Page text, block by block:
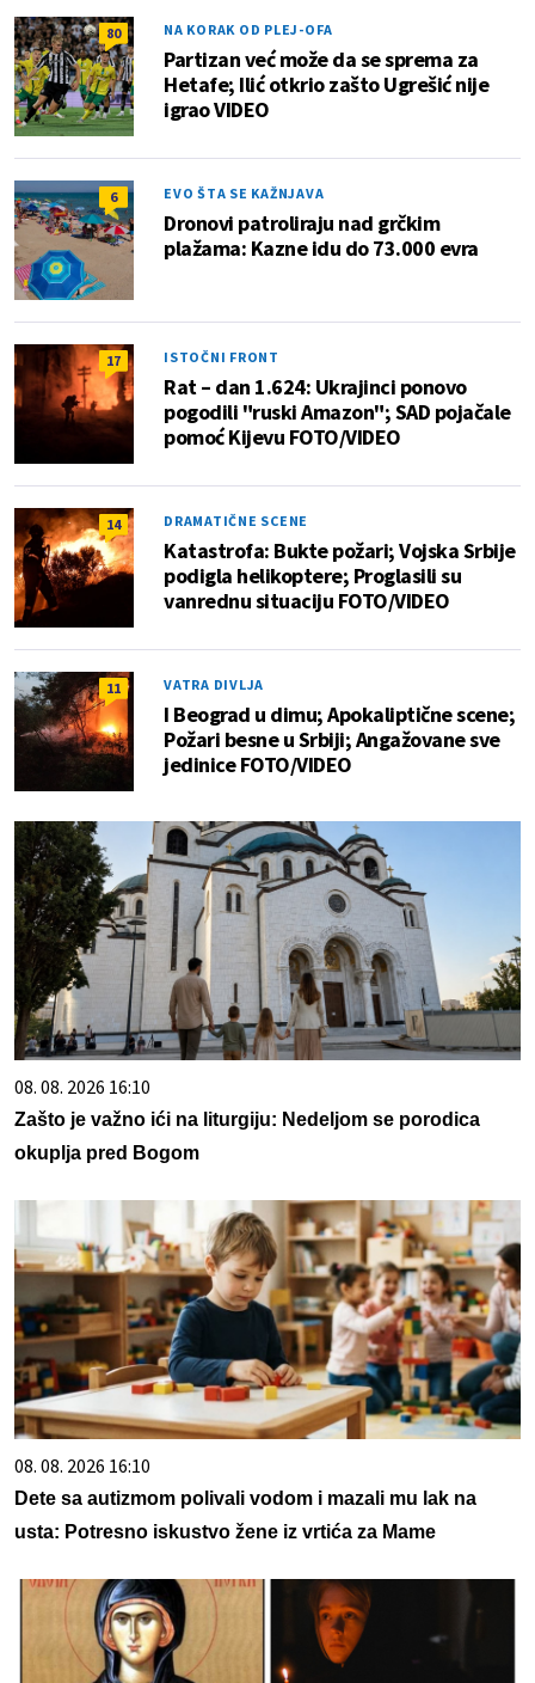
80 NA KORAK OD PLEJ-OFA
Partizan već može da se sprema za
Hetafe; Ilić otkrio zašto Ugrešić nije
igrao VIDEO
6 EVO ŠTA SE KAŽNJAVA
Dronovi patroliraju nad grčkim
plažama: Kazne idu do 73.000 evra
17 ISTOČNI FRONT
Rat – dan 1.624: Ukrajinci ponovo
pogodili "ruski Amazon"; SAD pojačale
pomoć Kijevu FOTO/VIDEO
14 DRAMATIČNE SCENE
Katastrofa: Bukte požari; Vojska Srbije
podigla helikoptere; Proglasili su
vanrednu situaciju FOTO/VIDEO
11 VATRA DIVLJA
I Beograd u dimu; Apokaliptične scene;
Požari besne u Srbiji; Angažovane sve
jedinice FOTO/VIDEO
08. 08. 2026 16:10
Zašto je važno ići na liturgiju: Nedeljom se porodica
okuplja pred Bogom
08. 08. 2026 16:10
Dete sa autizmom polivali vodom i mazali mu lak na
usta: Potresno iskustvo žene iz vrtića za Mame